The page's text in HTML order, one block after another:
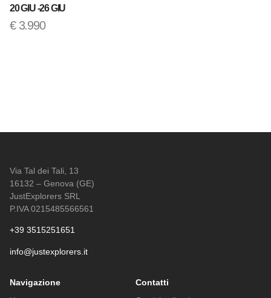
20 GIU -26 GIU
€3.990
Via Tal dei Tali, 13
16132 – Genova (GE)
JustExplorers SRL
P.IVA 0215485566561
+39 3515251651
info@justexplorers.it
Navigazione
Contatti